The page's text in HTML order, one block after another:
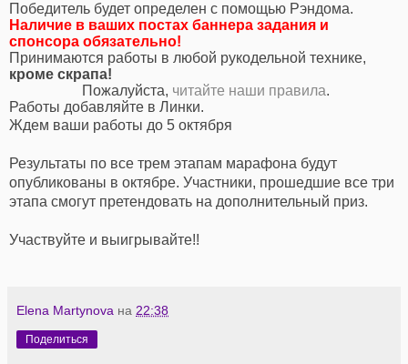
Победитель будет определен с помощью Рэндома.
Наличие в ваших постах баннера задания и
спонсора обязательно!
Принимаются работы в любой рукодельной технике,
кроме скрапа!
Пожалуйста, читайте наши правила.
Работы добавляйте в Линки.
Ждем ваши работы до 5 октября
Результаты по все трем этапам марафона будут
опубликованы в октябре. Участники, прошедшие все три
этапа смогут претендовать на дополнительный приз.
Участвуйте и выигрывайте!!
Elena Martynova на 22:38
Поделиться